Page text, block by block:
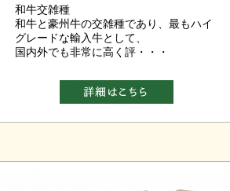
和牛交雑種
和牛と豪州牛の交雑種であり、最もハイ
グレードな輸入牛として、
国内外でも非常に高く評・・・